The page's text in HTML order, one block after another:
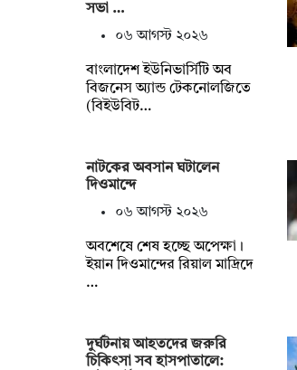
সভা …
০৬ আগস্ট ২০২৬
বাংলাদেশ ইউনিভার্সিটি অব
বিজনেস অ্যান্ড টেকনোলজিতে
(বিইউবিট…
নাটকের অবসান ঘটালেন
দিওমান্দে
০৬ আগস্ট ২০২৬
অবশেষে শেষ হচ্ছে অপেক্ষা।
ইয়ান দিওমান্দের রিয়াল মাদ্রিদে
…
দুর্ঘটনায় আহতদের জরুরি
চিকিৎসা সব হাসপাতালে: